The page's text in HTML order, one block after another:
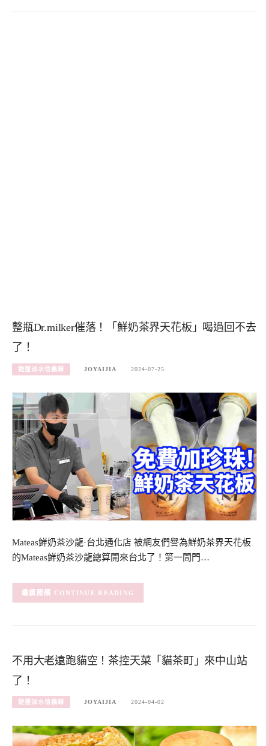
整瓶Dr.milker催落！「鮮奶茶界天花板」喝過回不去
了！
捷運淡水信義線 JOYAIJIA 2024-07-25
Mateas鮮奶茶沙龍·台北通化店 被網友們譽為鮮奶茶界天花板
的Mateas鮮奶茶沙龍總算開來台北了！第一間門…
CONTINUE READING
不用大老遠跑貓空！茶控天菜「貓茶町」來中山站
了！
捷運淡水信義線 JOYAIJIA 2024-04-02